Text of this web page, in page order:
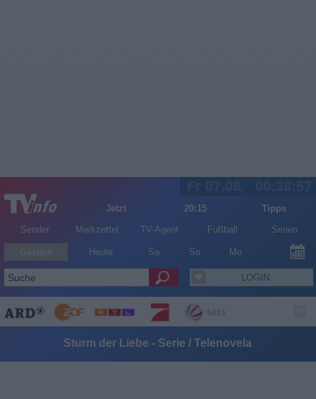
Jetzt 20:15
Tipps
Sender
Merkzettel TV-Agent Fußball Serien
Heute Sa So Mo
LOGIN
Sturm der Liebe - Serie / Telenovela